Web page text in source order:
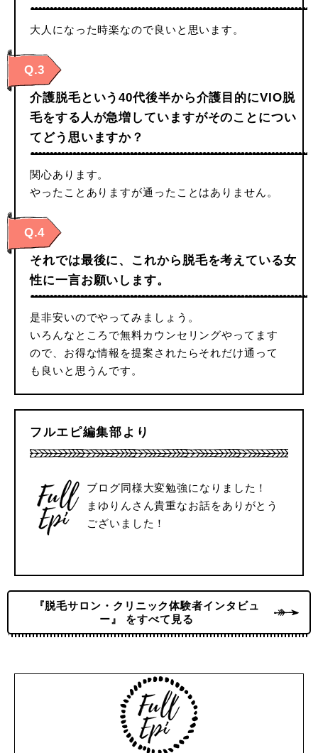
大人になった時楽なので良いと思います。
Q.3
介護脱毛という40代後半から介護目的にVIO脱
毛をする人が急増していますがそのことについ
てどう思いますか？
関心あります。
やったことありますが通ったことはありません。
Q.4
それでは最後に、これから脱毛を考えている女
性に一言お願いします。
是非安いのでやってみましょう。
いろんなところで無料カウンセリングやってます
ので、お得な情報を提案されたらそれだけ通って
も良いと思うんです。
フルエピ編集部より
ブログ同様大変勉強になりました！
まゆりんさん貴重なお話をありがとう
ございました！
『脱毛サロン・クリニック体験者インタビュ
ー』 をすべて見る